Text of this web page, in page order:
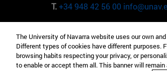
T.+34 948 42 56 00
Camino del Cerro Águila 3
Madrid España
The University of Navarra website uses our own
Different types of cookies have different purposes.
browsing habits respecting your privacy, or
to enable or accept them all. This banner will